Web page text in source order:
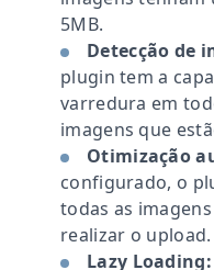
5MB.
Detecção de
plugin tem a
varredura em
imagens que
Otimização
configurado, o
todas as
realizar o upload.
Lazy Loading: